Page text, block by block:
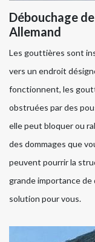
Débouchage
Allemand
Les gouttières sont
vers un endroit
fonctionnent, les
obstruées par des
elle peut bloquer ou
des dommages que
peuvent pourrir la
grande importance
solution pour vous.